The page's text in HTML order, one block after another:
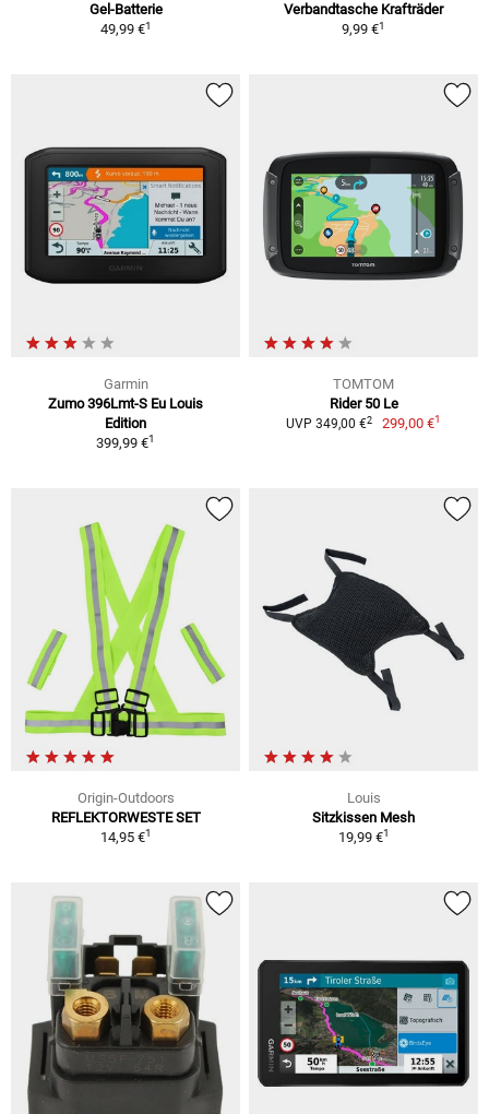
Gel-Batterie
49,99 €1
Verbandtasche Krafträder
9,99 €1
Garmin
Zumo 396Lmt-S Eu Louis
Edition
399,99 €1
TOMTOM
Rider 50 Le
UVP 349,00 €2 299,00 €1
Origin-Outdoors
REFLEKTORWESTE SET
14,95 €1
Louis
Sitzkissen Mesh
19,99 €1